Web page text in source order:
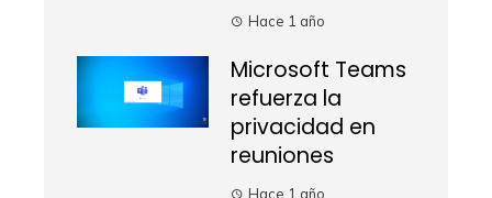
Hace 1 año
Microsoft Teams
refuerza la
privacidad en
reuniones
Hace 1 año